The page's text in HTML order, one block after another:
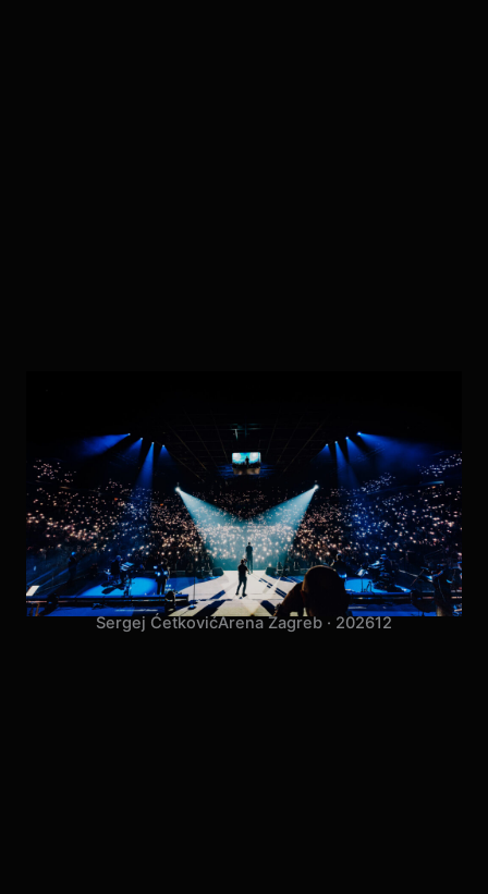
Sergej ĆetkovićArena Zagreb · 202612